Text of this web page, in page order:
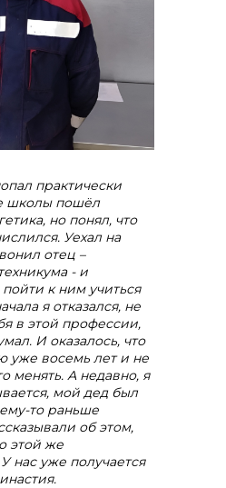
практически
школы пошёл
но понял, что
Уехал на
отец –
- и
к ним учиться
я отказался, не
в этой профессии,
И оказалось, что
уже восемь лет и не
менять. А недавно, я
мой дед был
то раньше
об этом,
этой же
нас уже получается